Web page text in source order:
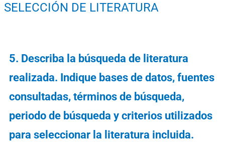
SELECCIÓN DE LITERATURA
5. Describa la búsqueda de literatura
realizada. Indique bases de datos, fuentes
consultadas, términos de búsqueda,
periodo de búsqueda y criterios utilizados
para seleccionar la literatura incluida.